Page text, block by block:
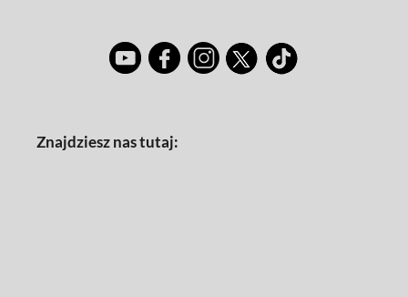
Znajdziesz nas tutaj: